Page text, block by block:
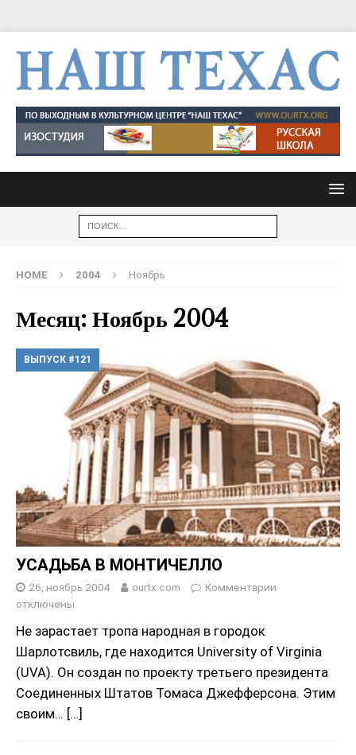
HOME 2004 Ноябрь
Месяц: Ноябрь 2004
ВЫПУСК #121
УСАДЬБА В МОНТИЧЕЛЛО
26, ноябрь 2004 ourtx.com
Комментарии
отключены
Не зарастает тропа народная в городок
Шарлотсвиль, где находится University of Virginia
(UVA). Он создан по проекту третьего президента
Соединенных Штатов Томаса Джефферсона. Этим
своим… […]